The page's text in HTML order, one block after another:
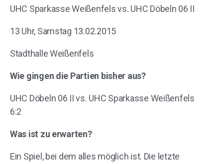
UHC Sparkasse Weißenfels vs. UHC Döbeln 06 II
13 Uhr, Samstag 13.02.2015
Stadthalle Weißenfels
Wie gingen die Partien bisher aus?
UHC Döbeln 06 II vs. UHC Sparkasse Weißenfels
6:2
Was ist zu erwarten?
Ein Spiel, bei dem alles möglich ist. Die letzte